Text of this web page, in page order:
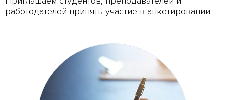
работодателей принять участие в анкетировании